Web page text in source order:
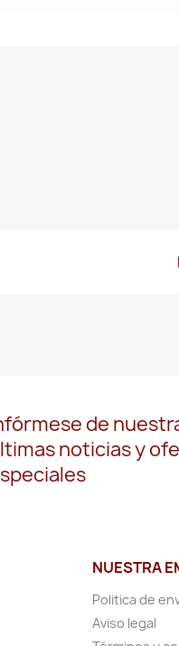
de
noticias y
NUESTRA
Politica de
Aviso legal